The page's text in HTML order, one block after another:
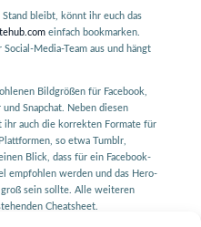
bleibt, könnt ihr euch das
einfach bookmarken.
Media-Team aus und hängt
Bildgrößen für Facebook,
Snapchat. Neben diesen
ihr auch die korrekten Formate für
so etwa Tumblr,
Blick, dass für ein Facebook-
empfohlen werden und das Hero-
sein sollte. Alle weiteren
Cheatsheet.